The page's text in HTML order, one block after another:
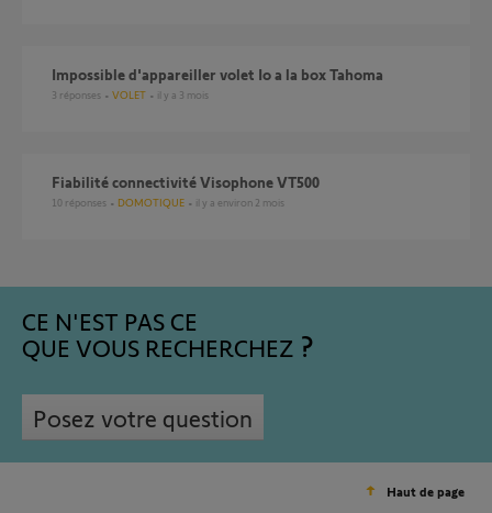
Impossible d'appareiller volet Io a la box Tahoma
3 réponses VOLET il y a 3 mois
Fiabilité connectivité Visophone VT500
10 réponses DOMOTIQUE il y a environ 2 mois
CE N'EST PAS CE
QUE VOUS RECHERCHEZ
Posez votre question
Haut de page